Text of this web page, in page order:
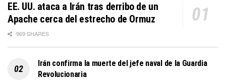
EE. UU. ataca a Irán tras derribo de un
Apache cerca del estrecho de Ormuz
969 SHARES
Irán confirma la muerte del jefe naval de la Guardia
Revolucionaria